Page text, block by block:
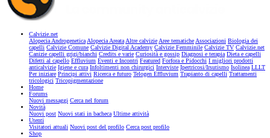
Calvizie.net
Alopecia AndrogeneticaAlopecia AreataAltre calvizieAree tematicheAssociazioni Biologia dei
capelli Calvizie Comune Calvizie Digital Academy Calvizie Femminile Calvizie TV Calvizie.net
Canizie capelli grigi/bianchi Credits e varie Curiosità e gossip Diagnosi e terapia Dieta e capelli
Difetti al capello Effluvium Eventi e Incontri Featured Forfora e Pidocchi I migliori prodotti
anticalvizie Igiene e cura Infoltimenti non chirurgici Interviste Ipertricosi/Irsutismo Isolinea LLLT
Per iniziare Principi attivi Ricerca e futuro Telogen Effluvium Trapianto di capelli Trattamenti
tricologici Tricopigmentazione
Home
Forums
Nuovi messaggi Cerca nel forum
Novità
Nuovi post Nuovi stati in bacheca Ultime attività
Utenti
Visitatori attuali Nuovi post del profilo Cerca post profilo
Shop